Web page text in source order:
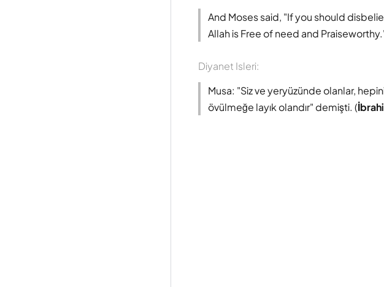
And Moses said, "If you should
Allah is Free of need and
Diyanet Isleri:
Musa: "Siz ve yeryüzünde olanlar,
övülmeğe layık olandır" demişti. (